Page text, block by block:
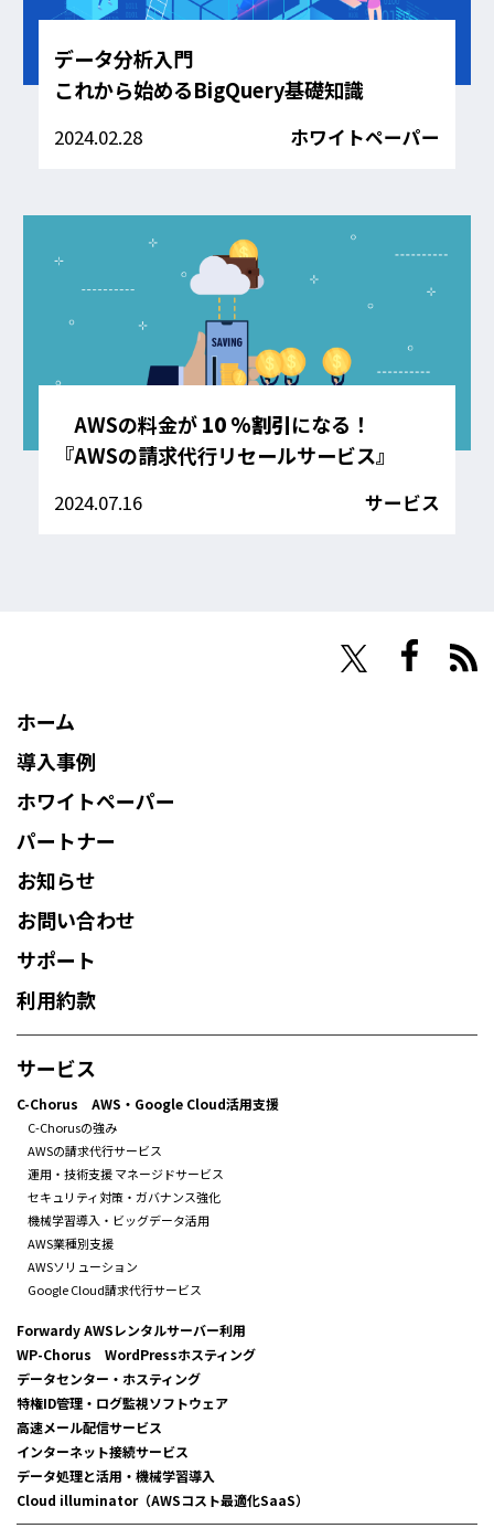
データ分析入門
これから始めるBigQuery基礎知識
2024.02.28 ホワイトペーパー
AWSの料金が10 %割引になる！
『AWSの請求代行リセールサービス』
2024.07.16 サービス
ホーム
導入事例
ホワイトペーパー
パートナー
お知らせ
お問い合わせ
サポート
利用約款
サービス
C-Chorus AWS・Google Cloud活用支援
C-Chorusの強み
AWSの請求代行サービス
運用・技術支援 マネージドサービス
セキュリティ対策・ガバナンス強化
機械学習導入・ビッグデータ活用
AWS業種別支援
AWSソリューション
Google Cloud請求代行サービス
Forwardy AWSレンタルサーバー利用
WP-Chorus WordPressホスティング
データセンター・ホスティング
特権ID管理・ログ監視ソフトウェア
高速メール配信サービス
インターネット接続サービス
データ処理と活用・機械学習導入
Cloud illuminator（AWSコスト最適化SaaS）